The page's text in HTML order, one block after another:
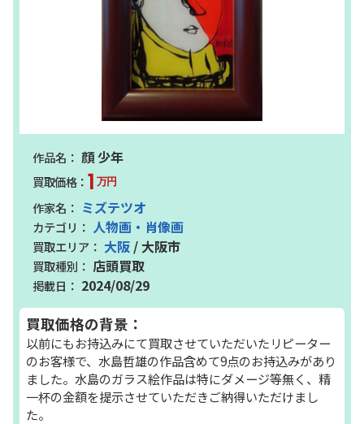
顔 少年
1 万円
ミズテツオ
人物画・肖像画
大阪 / 大阪市
店頭買取
2024/08/29
買取価格の背景：
以前にもお持込みにて買取させていただいたリピーター
のお客様で、水島哲雄の作品含めて9点のお持込みがあり
ました。水島のガラス絵作品は特にダメージ等無く、精
一杯の金額を提示させていただきご納得いただけまし
た。